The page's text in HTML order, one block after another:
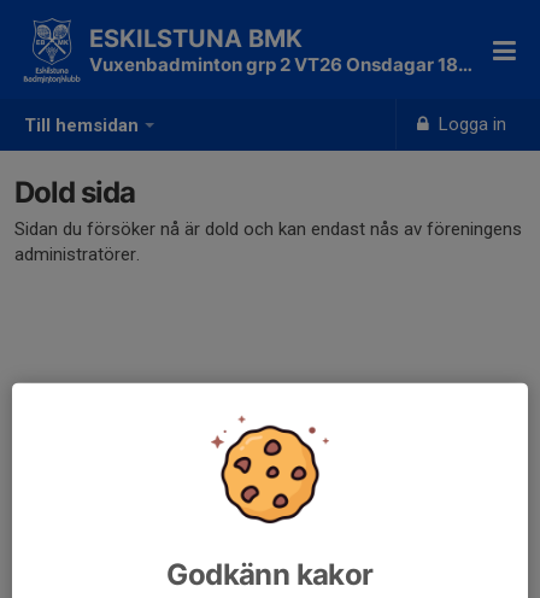
Till hemsidan Logga in
ESKILSTUNA BMK
Vuxenbadminton grp 2 VT26 Onsdagar 18-19
Dold sida
Sidan du försöker nå är dold och kan endast nås av föreningens
administratörer.
Godkänn kakor